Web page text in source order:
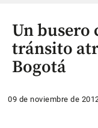
Un busero
tránsito
Bogotá
09 de noviembre de